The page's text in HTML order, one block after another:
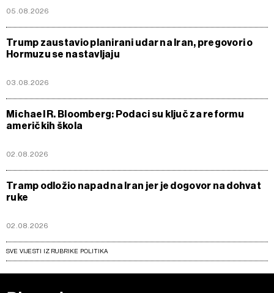
05.08.2026
Trump zaustavio planirani udar na Iran, pregovori o
Hormuzu se nastavljaju
03.08.2026
Michael R. Bloomberg: Podaci su ključ za reformu
američkih škola
02.08.2026
Tramp odložio napad na Iran jer je dogovor na dohvat
ruke
02.08.2026
SVE VIJESTI IZ RUBRIKE POLITIKA